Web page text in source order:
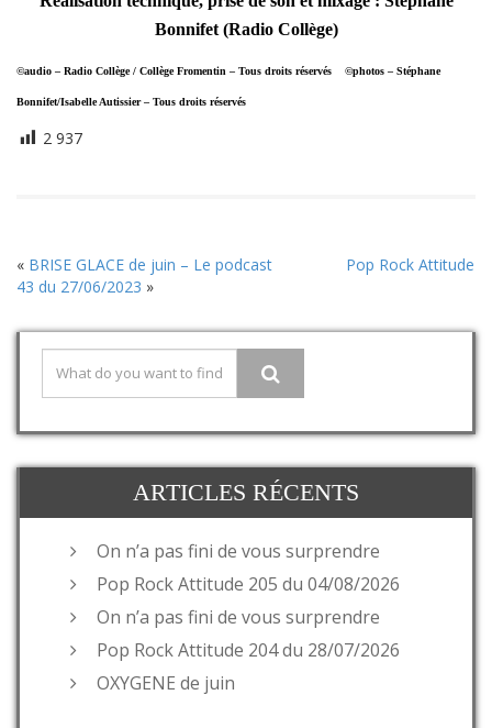
Bonnifet (Radio Collège)
©audio – Radio Collège / Collège Fromentin – Tous droits réservés ©photos – Stéphane
Bonnifet/Isabelle Autissier – Tous droits réservés
2 937
« BRISE GLACE de juin – Le podcast
Pop Rock Attitude
43 du 27/06/2023 »
ARTICLES RÉCENTS
On n’a pas fini de vous surprendre
Pop Rock Attitude 205 du 04/08/2026
On n’a pas fini de vous surprendre
Pop Rock Attitude 204 du 28/07/2026
OXYGENE de juin